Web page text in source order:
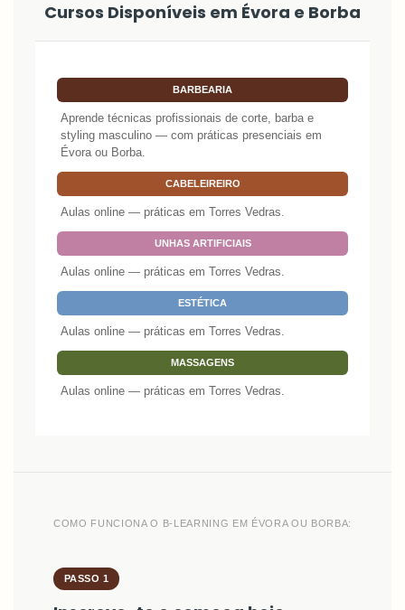
Cursos Disponíveis em Évora e Borba
BARBEARIA
Aprende técnicas profissionais de corte, barba e
styling masculino — com práticas presenciais em
Évora ou Borba.
CABELEIREIRO
Aulas online — práticas em Torres Vedras.
UNHAS ARTIFICIAIS
Aulas online — práticas em Torres Vedras.
ESTÉTICA
Aulas online — práticas em Torres Vedras.
MASSAGENS
Aulas online — práticas em Torres Vedras.
COMO FUNCIONA O B-LEARNING EM ÉVORA OU BORBA:
PASSO 1